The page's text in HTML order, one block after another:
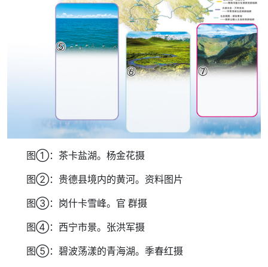
图①：茶卡盐湖。杨金花摄
图②：贵德县境内的黄河。资料图片
图③：岗什卡雪峰。官 群摄
图④：西宁市景。张洪军摄
图⑤：碧波荡漾的青海湖。季春红摄